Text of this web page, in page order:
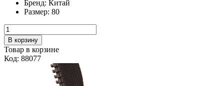
Бренд: Китай
Размер: 80
В корзину
Товар в корзине
Код: 88077